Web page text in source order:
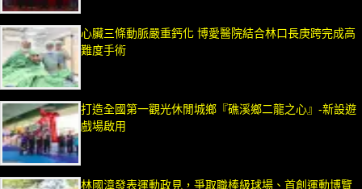
心臟三條動脈嚴重鈣化 博愛醫院結合林口長庚跨完成高
難度手術
打造全國第一觀光休閒城鄉『礁溪鄉二龍之心』-新設遊
戲場啟用
林國漳發表運動政見，爭取職棒級球場、首創運動博覽